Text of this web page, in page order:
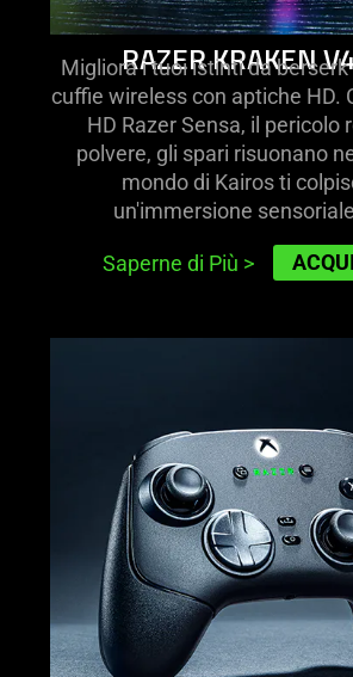
RAZER KRAKEN
Migliora i tuoi istinti da
cuffie wireless con aptiche HD.
HD Razer Sensa, il pericolo
polvere, gli spari risuonano
mondo di Kairos ti
un'immersione
Saperne di Più >